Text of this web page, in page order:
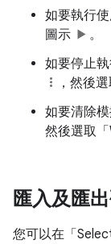
如要執行
圖示
。
如要停止
，然後
如要清除模
然後選取「
匯入及匯
您可以在「